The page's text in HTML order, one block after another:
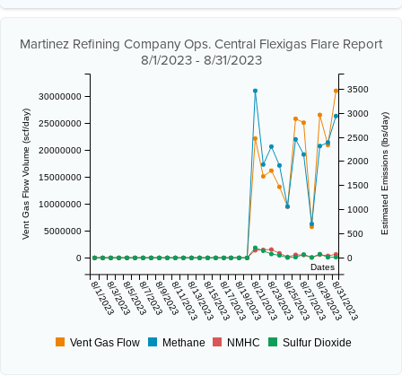
Martinez Refining Company Ops. Central Flexigas Flare Report
8/1/2023 - 8/31/2023
Dates
8/1/20238/3/20238/5/20238/7/20238/9/20238/11/20238/13/20238/15/20238/17/20238/19/20238/21/20238/23/20238/25/20238/27/20238/29/20238/31/2023
Vent Gas Flow Volume (scf/day)
0
5000000
10000000
15000000
20000000
25000000
30000000
Estimated Emissions (lbs/day)
0
500
1000
1500
2000
2500
3000
3500
Vent Gas Flow Methane NMHC Sulfur Dioxide